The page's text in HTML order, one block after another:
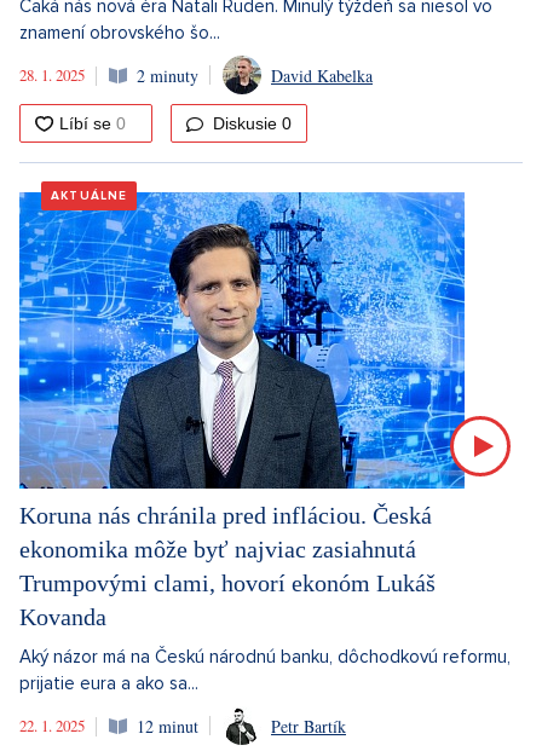
Čaká nás nová éra Natali Ruden. Minulý týždeň sa niesol vo
znamení obrovského šo...
28. 1. 2025
2 minuty David Kabelka
Diskusie 0
AKTUÁLNE
Koruna nás chránila pred infláciou. Česká
ekonomika môže byť najviac zasiahnutá
Trumpovými clami, hovorí ekonóm Lukáš
Kovanda
Aký názor má na Českú národnú banku, dôchodkovú reformu,
prijatie eura a ako sa...
22. 1. 2025
12 minut Petr Bartík